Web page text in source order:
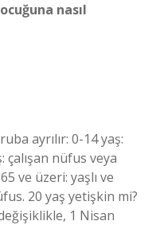
nasıl
ayrılır: 0-14 yaş:
çalışan nüfus veya
ve üzeri: yaşlı ve
20 yaş yetişkin mi?
1 Nisan